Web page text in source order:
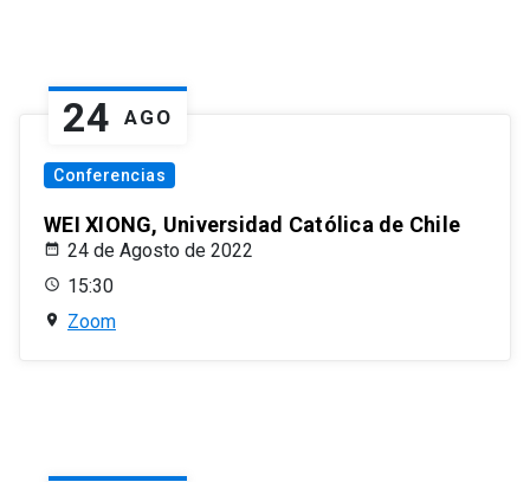
24 AGO
Conferencias
WEI XIONG, Universidad Católica de Chile
24 de Agosto de 2022
15:30
Zoom